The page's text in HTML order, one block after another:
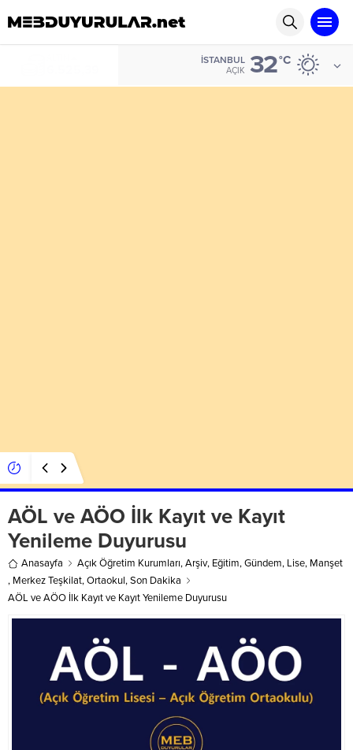
İSTANBUL
AÇIK 32°C
AÖL ve AÖO İlk Kayıt ve Kayıt
Yenileme Duyurusu
Anasayfa Açık Öğretim Kurumları,Arşiv, Eğitim,Gündem, Lise, Manşet
, Merkez Teşkilat,Ortaokul,Son Dakika
AÖL ve AÖO İlk Kayıt ve Kayıt Yenileme Duyurusu